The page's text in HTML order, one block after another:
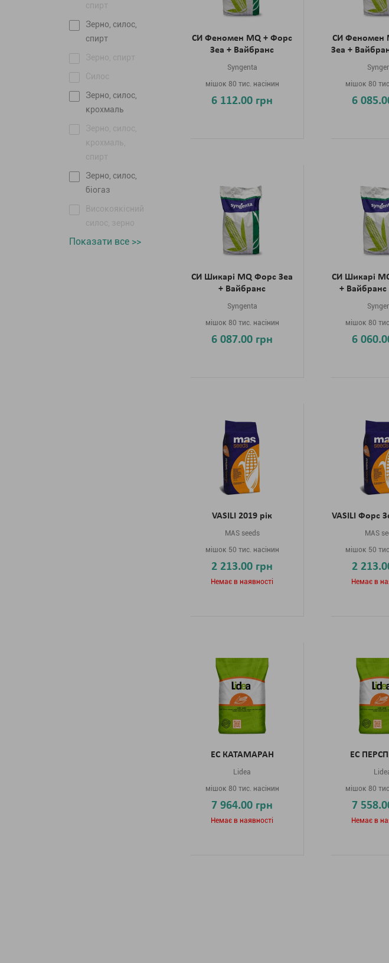
спирт
Зерно, силос,
спирт
Зерно, спирт
Силос
Зерно, силос,
крохмаль
Зерно, силос,
крохмаль,
спирт
Зерно, силос,
біогаз
Високоякісний
силос, зерно
Показати все >>
СИ Феномен MQ + Форс
Зеа + Вайбранс
Syngenta
мішок 80 тис. насінин
6 112.00 грн
СИ Феномен
Зеа +
мішок 80
6
СИ Шикарі MQ Форс Зеа
+ Вайбранс
Syngenta
мішок 80 тис. насінин
6 087.00 грн
СИ Шикарі
+ Вайбранс
мішок 80
6
VASILI 2019 рік
MAS seeds
мішок 50 тис. насінин
2 213.00 грн
Немає в наявності
VASILI Форс
MAS
мішок 50
2
Немає в
ЕС КАТАМАРАН
Lidea
мішок 80 тис. насінин
7 964.00 грн
Немає в наявності
ЕС
мішок 80
7
Немає в